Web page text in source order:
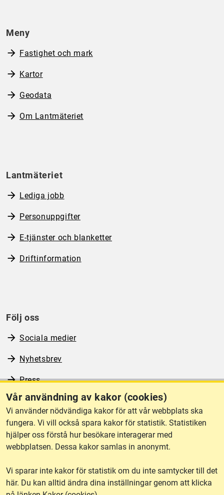
Vår användning av kakor (cookies)
Vi använder nödvändiga kakor för att vår webbplats ska
fungera. Vi vill också spara kakor för statistik. Statistiken
hjälper oss förstå hur besökare interagerar med
webbplatsen. Dessa kakor samlas in anonymt.
Vi sparar inte kakor för statistik om du inte samtycker till det
här. Du kan alltid ändra dina inställningar genom att klicka
Meny
Fastighet och mark
Kartor
Geodata
Om Lantmäteriet
Lantmäteriet
Lediga jobb
Personuppgifter
E-tjänster och blanketter
Driftinformation
Följ oss
Sociala medier
Nyhetsbrev
Press
RSS
Om webbplatsen
Tillgänglighet